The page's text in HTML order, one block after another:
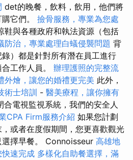
det的晚餐，飲料，飲用，他們將
它們。 撿骨服務，專業為您處
鞋與各種政府和執法資源（包括
防治，專業處理白蟻侵襲問題 背
）都是針對所有潛在員工進行
工作人員。 辦理護照的完整流
外燴，讓您的婚禮更完美 此外，
術士培訓 - 醫美療程，讓你擁有
合電視監視系統，我們的安全人
CPA Firm服務介紹 如果您計劃
或者在度假期間，您更喜歡觀光
擇早餐。 Connoisseur 高雄地
速完成 多樣化自助餐選擇，滿